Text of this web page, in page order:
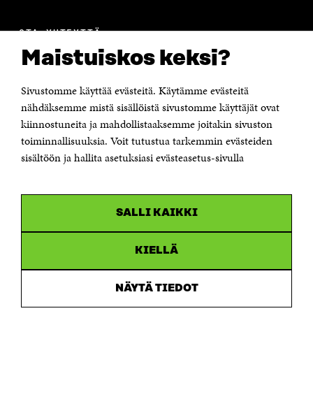
Maistuiskos keksi?
Sivustomme käyttää evästeitä. Käytämme evästeitä
nähdäksemme mistä sisällöistä sivustomme käyttäjät ovat
kiinnostuneita ja mahdollistaaksemme joitakin sivuston
toiminnallisuuksia. Voit tutustua tarkemmin evästeiden
sisältöön ja hallita asetuksiasi evästeasetus-sivulla
SALLI KAIKKI
KIELLÄ
NÄYTÄ TIEDOT
OTA YHTEYTTÄ
Itämerenkatu 11-13, PL 160,
00181 Helsinki
Puhelin +358 294 618 991
Sähköpostiosoite
Saapumisohjeet
Y-tunnus 0202132-3
uudessa
ikkunassaInstagram